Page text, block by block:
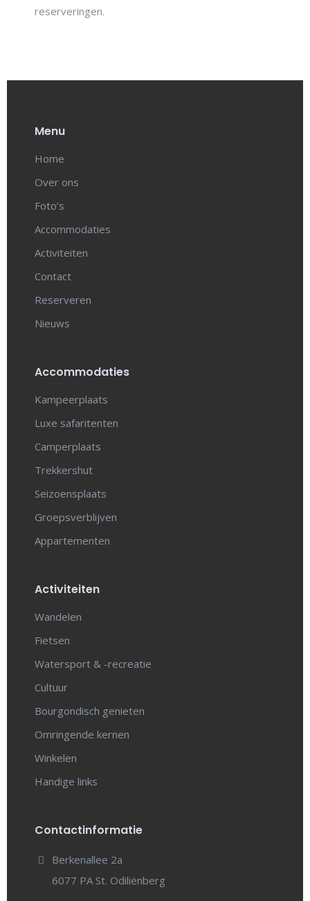
reserveringen.
Menu
Home
Over ons
Foto’s
Accommodaties
Activiteiten
Contact
Reserveren
Nieuws
Accommodaties
Kampeerplaats
Luxe safaritenten
Camperplaats
Trekkershut
Seizoensplaats
Groepsverblijven
Appartementen
Activiteiten
Wandelen
Fietsen
Watersport & -recreatie
Cultuur
Bourgondisch genieten
Omringende kernen
Winkelen
Handige links
Contactinformatie
Berkenallee 2a
6077 PA St. Odiliënberg